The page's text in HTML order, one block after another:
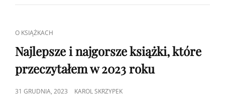
PAŹDZIERNIK
CAT
LINKS
O KSIĄŻKACH
Najlepsze i najgorsze książki, które
przeczytałem w 2023 roku
POSTED
31 GRUDNIA, 2023 KAROL SKRZYPEK